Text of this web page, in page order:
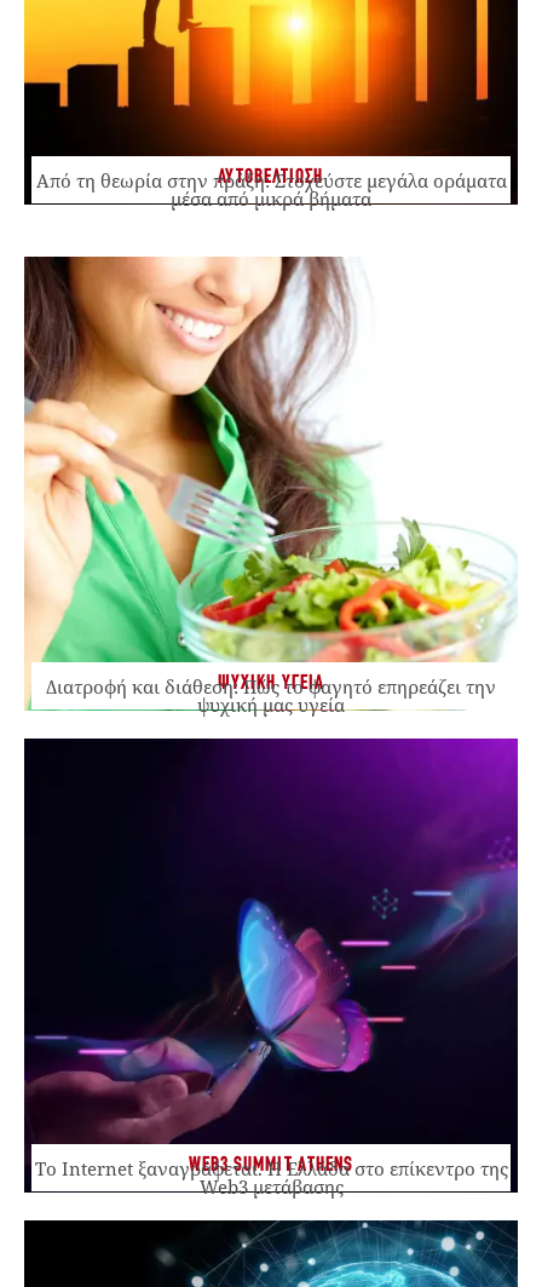
ΑΥΤΟΒΕΛΤΙΩΣΗ
Από τη θεωρία στην πράξη: Στοχεύστε μεγάλα οράματα
μέσα από μικρά βήματα
ΨΥΧΙΚΗ ΥΓΕΙΑ
Διατροφή και διάθεση: Πώς το φαγητό επηρεάζει την
ψυχική μας υγεία
WEB3 SUMMIT ATHENS
Το Internet ξαναγράφεται. Η Ελλάδα στο επίκεντρο της
Web3 μετάβασης